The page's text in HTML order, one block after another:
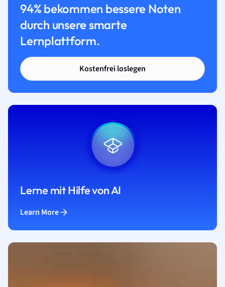
94% bekommen bessere Noten
durch unsere smarte
Lernplattform.
Kostenfrei loslegen
Lerne mit Hilfe von AI
Learn More